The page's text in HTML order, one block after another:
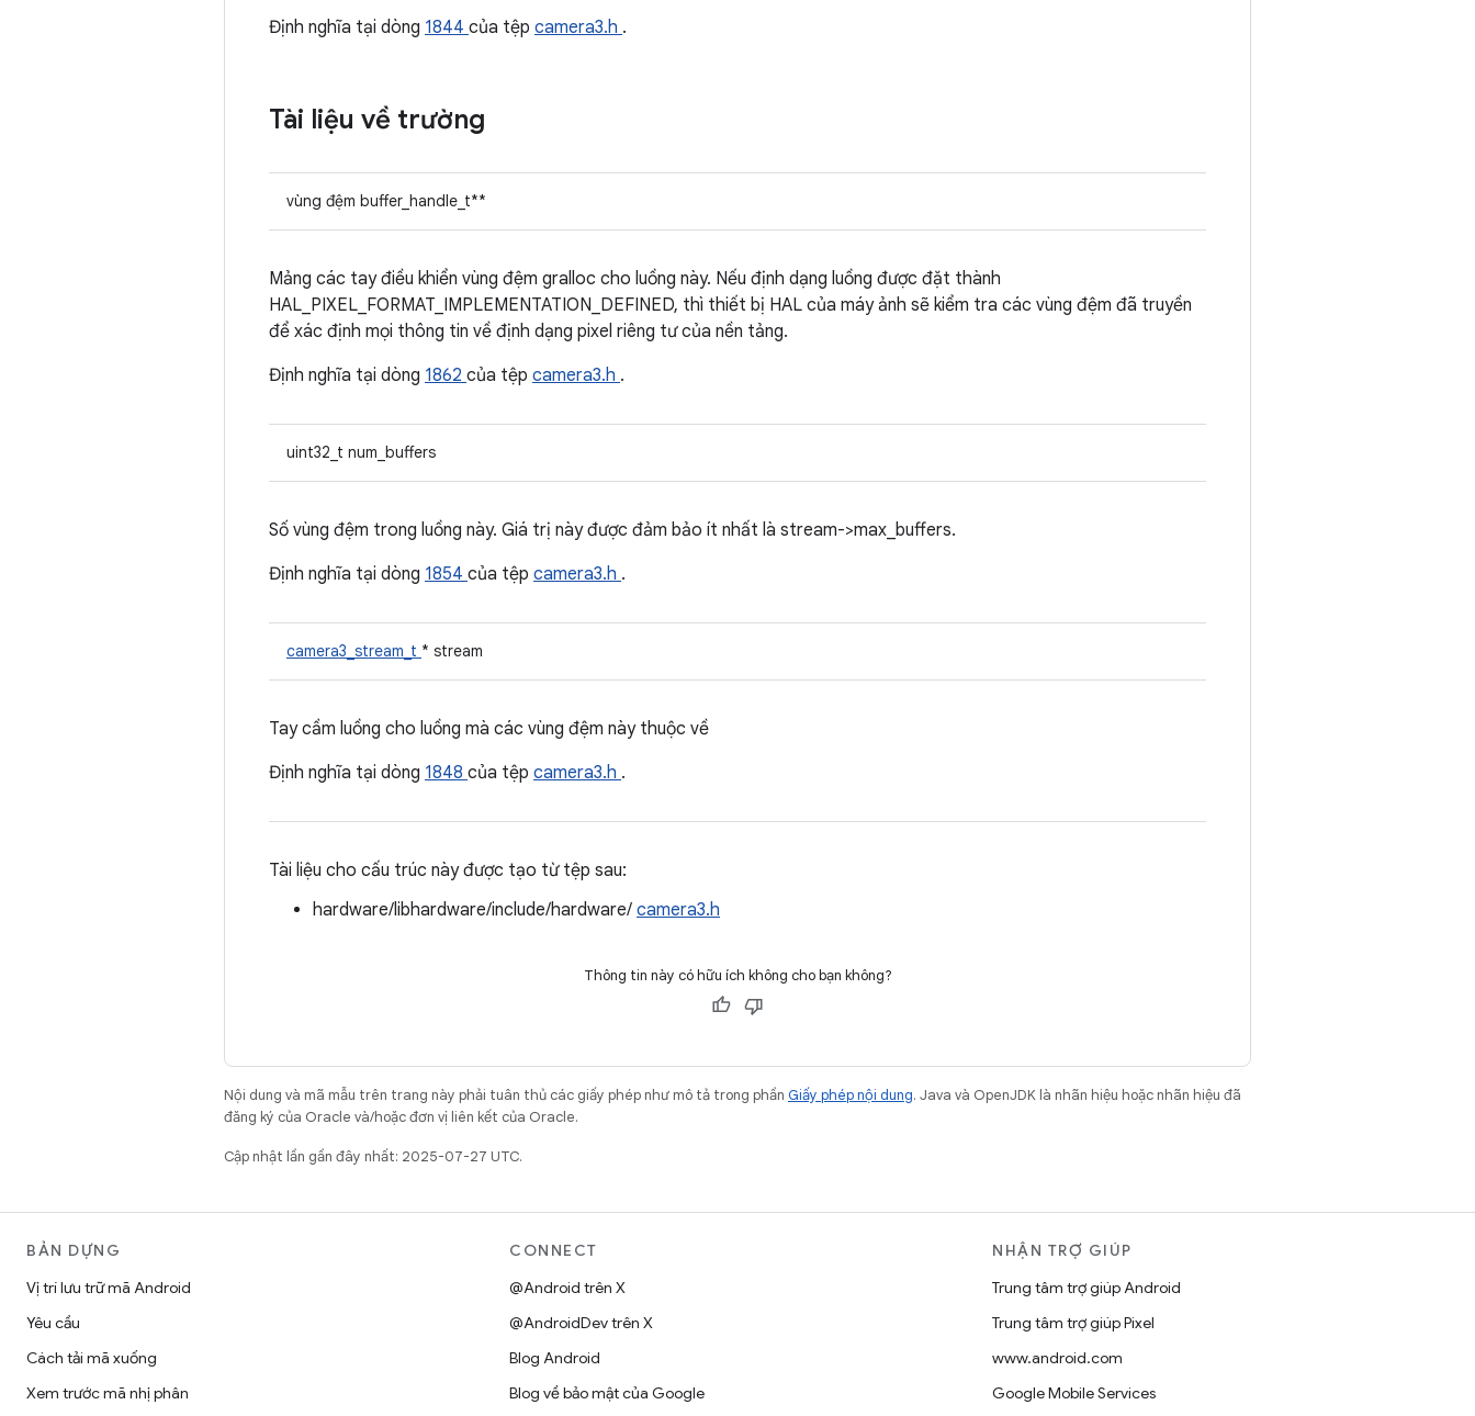
Định nghĩa tại dòng 1844 của tệp camera3.h .
Tài liệu về trường
vùng đệm buffer_handle_t**
Mảng các tay điều khiển vùng đệm gralloc cho luồng này. Nếu định dạng luồng được đặt thành
HAL_PIXEL_FORMAT_IMPLEMENTATION_DEFINED, thì thiết bị HAL của máy ảnh sẽ kiểm tra các vùng đệm đã truyền
để xác định mọi thông tin về định dạng pixel riêng tư của nền tảng.
Định nghĩa tại dòng 1862 của tệp camera3.h .
uint32_t num_buffers
Số vùng đệm trong luồng này. Giá trị này được đảm bảo ít nhất là stream->max_buffers.
Định nghĩa tại dòng 1854 của tệp camera3.h .
camera3_stream_t * stream
Tay cầm luồng cho luồng mà các vùng đệm này thuộc về
Định nghĩa tại dòng 1848 của tệp camera3.h .
Tài liệu cho cấu trúc này được tạo từ tệp sau:
hardware/libhardware/include/hardware/ camera3.h
Thông tin này có hữu ích không cho bạn không?
Nội dung và mã mẫu trên trang này phải tuân thủ các giấy phép như mô tả trong phần Giấy phép nội dung. Java và OpenJDK là nhãn hiệu hoặc nhãn hiệu đã
đăng ký của Oracle và/hoặc đơn vị liên kết của Oracle.
Cập nhật lần gần đây nhất: 2025-07-27 UTC.
BẢN DỰNG
Vị trí lưu trữ mã Android
Yêu cầu
Cách tải mã xuống
Xem trước mã nhị phân
CONNECT
@Android trên X
@AndroidDev trên X
Blog Android
Blog về bảo mật của Google
NHẬN TRỢ GIÚP
Trung tâm trợ giúp Android
Trung tâm trợ giúp Pixel
www.android.com
Google Mobile Services